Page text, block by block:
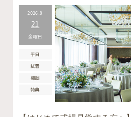
2026.8
21
金曜日
平日
試着
相談
特典